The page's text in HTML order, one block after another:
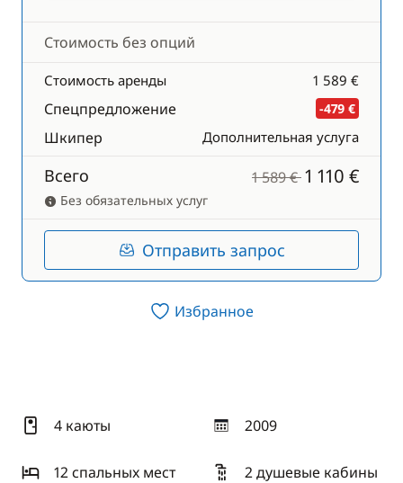
Стоимость без опций
Стоимость аренды 1 589 €
Спецпредложение -479 €
Шкипер Дополнительная услуга
Всего 1 589 €1 110 €
Без обязательных услуг
Отправить запрос
Избранное
4 каюты 2009
год
12 спальныx мест
2 душевые кабины